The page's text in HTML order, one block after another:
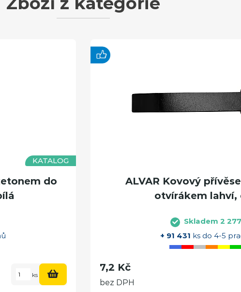
KATALOG
do
ks
ALVAR Kovový
otvírákem lahví,
Skladem 2
+ 91 431 ks do 4-5
7,2 Kč
bez DPH